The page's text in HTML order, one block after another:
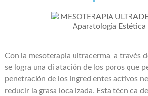
Con la mesoterapia ultraderma, a través
se logra una dilatación de los poros que
penetración de los ingredientes activos
reducir la grasa localizada. Esta técnica